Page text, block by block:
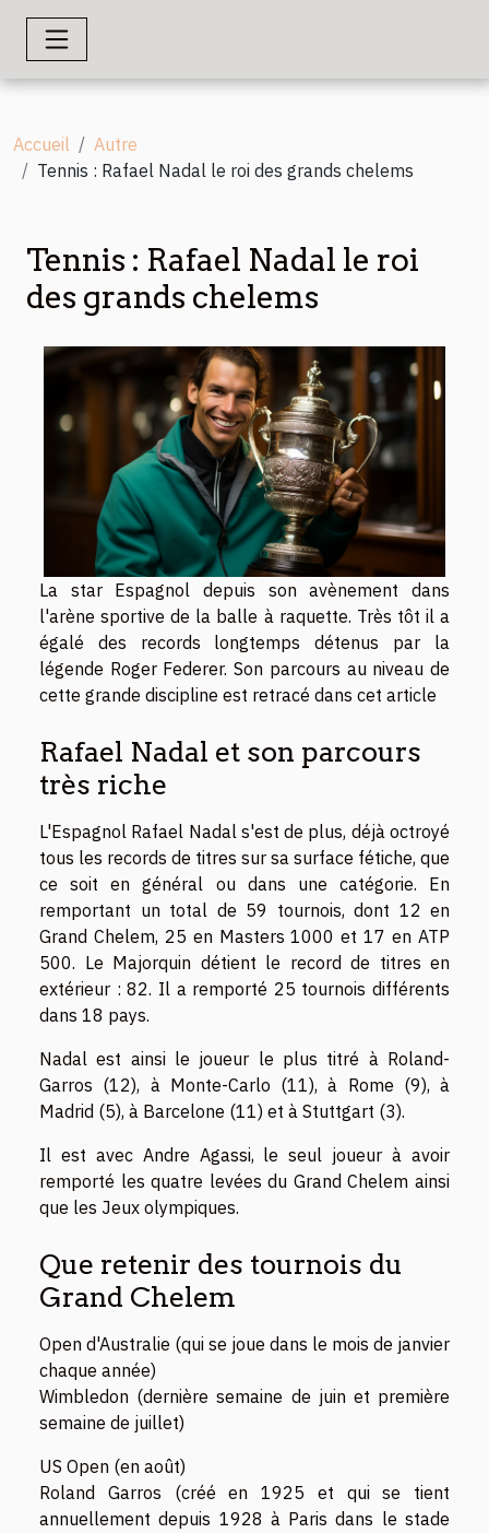
Accueil
Autre
Tennis : Rafael Nadal le roi des grands chelems
Tennis : Rafael Nadal le roi
des grands chelems
La star Espagnol depuis son avènement dans
l'arène sportive de la balle à raquette. Très tôt il a
égalé des records longtemps détenus par la
légende Roger Federer. Son parcours au niveau de
cette grande discipline est retracé dans cet article
Rafael Nadal et son parcours
très riche
L'Espagnol Rafael Nadal s'est de plus, déjà octroyé
tous les records de titres sur sa surface fétiche, que
ce soit en général ou dans une catégorie. En
remportant un total de 59 tournois, dont 12 en
Grand Chelem, 25 en Masters 1000 et 17 en ATP
500. Le Majorquin détient le record de titres en
extérieur : 82. Il a remporté 25 tournois différents
dans 18 pays.
Nadal est ainsi le joueur le plus titré à Roland-
Garros (12), à Monte-Carlo (11), à Rome (9), à
Madrid (5), à Barcelone (11) et à Stuttgart (3).
Il est avec Andre Agassi, le seul joueur à avoir
remporté les quatre levées du Grand Chelem ainsi
que les Jeux olympiques.
Que retenir des tournois du
Grand Chelem
Open d'Australie (qui se joue dans le mois de janvier
chaque année)
Wimbledon (dernière semaine de juin et première
semaine de juillet)
US Open (en août)
Roland Garros (créé en 1925 et qui se tient
annuellement depuis 1928 à Paris dans le stade